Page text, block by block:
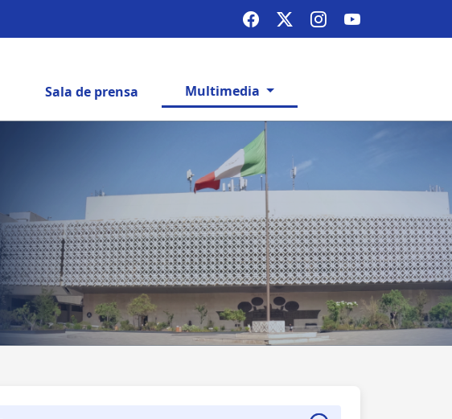
Sala de prensa Multimedia